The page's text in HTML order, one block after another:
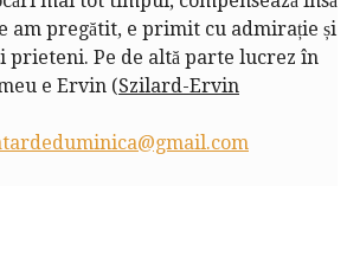
am pregătit, e primit cu admirație și
prieteni. Pe de altă parte lucrez în
e Ervin (Szilard-Ervin